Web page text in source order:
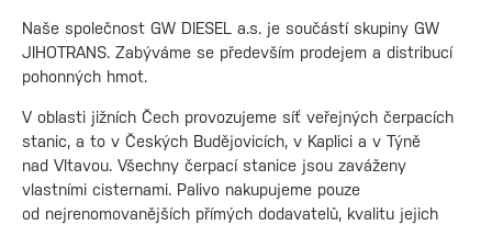
Naše společnost GW DIESEL a.s. je součástí skupiny GW
JIHOTRANS. Zabýváme se především prodejem a distribucí
pohonných hmot.
V oblasti jižních Čech provozujeme síť veřejných čerpacích
stanic, a to v Českých Budějovicích, v Kaplici a v Týně
nad Vltavou. Všechny čerpací stanice jsou zaváženy
vlastními cisternami. Palivo nakupujeme pouze
od nejrenomovanějších přímých dodavatelů, kvalitu jejich